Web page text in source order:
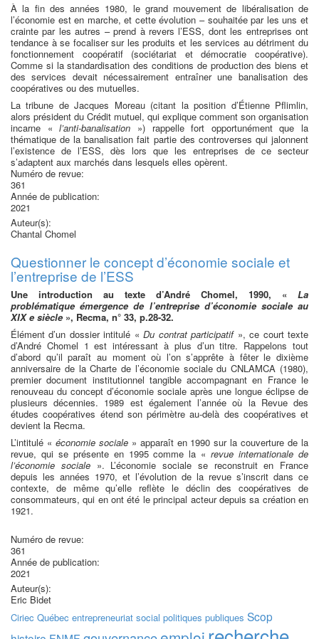
À la fin des années 1980, le grand mouvement de libéralisation de
l’économie est en marche, et cette évolution – souhaitée par les uns et
crainte par les autres – prend à revers l’ESS, dont les entreprises ont
tendance à se focaliser sur les produits et les services au détriment du
fonctionnement coopératif (sociétariat et démocratie coopérative).
Comme si la standardisation des conditions de production des biens et
des services devait nécessairement entraîner une banalisation des
coopératives ou des mutuelles.
La tribune de Jacques Moreau (citant la position d’Étienne Pflimlin,
alors président du Crédit mutuel, qui explique comment son organisation
incarne «l’anti-banalisation ») rappelle fort opportunément que la
thématique de la banalisation fait partie des controverses qui jalonnent
l’existence de l’ESS, dès lors que les entreprises de ce secteur
s’adaptent aux marchés dans lesquels elles opèrent.
Numéro de revue:
361
Année de publication:
2021
Auteur(s):
Chantal Chomel
Questionner le concept d’économie sociale et
l’entreprise de l’ESS
Une introduction au texte d’André Chomel, 1990, « La
problématique émergence de l’entreprise d’économie sociale au
XIX e siècle », Recma, n° 33, p.28-32.
Élément d’un dossier intitulé «Du contrat participatif», ce court texte
d’André Chomel 1 est intéressant à plus d’un titre. Rappelons tout
d’abord qu’il paraît au moment où l’on s’apprête à fêter le dixième
anniversaire de la Charte de l’économie sociale du CNLAMCA (1980),
premier document institutionnel tangible accompagnant en France le
renouveau du concept d’économie sociale après une longue éclipse de
plusieurs décennies. 1989 est également l’année où la Revue des
études coopératives étend son périmètre au-delà des coopératives et
devient la Recma.
L’intitulé « économie sociale» apparaît en 1990 sur la couverture de la
revue, qui se présente en 1995 comme la «revue internationale de
l’économie sociale». L’économie sociale se reconstruit en France
depuis les années 1970, et l’évolution de la revue s’inscrit dans ce
contexte, de même qu’elle reflète le déclin des coopératives de
consommateurs, qui en ont été le principal acteur depuis sa création en
1921.
Numéro de revue:
361
Année de publication:
2021
Auteur(s):
Eric Bidet
Ciriec Québec entrepreneuriat social politiques publiques Scop